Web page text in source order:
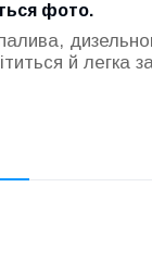
фото.
й легка